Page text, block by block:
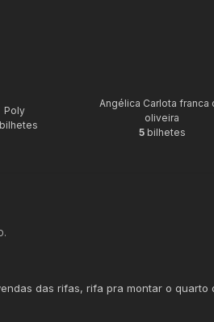
Poly
bilhetes
Angélica Carlota franca
oliveira
5bilhetes
das rifas, rifa pra montar o quarto